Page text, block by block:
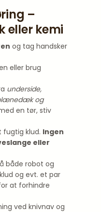
–
eller kemi
og tag handsker
eller brug
underside,
og
en tør, stiv
fugtig klud. Ingen
eller
både robot og
og evt. et par
at forhindre
ved knivnav og